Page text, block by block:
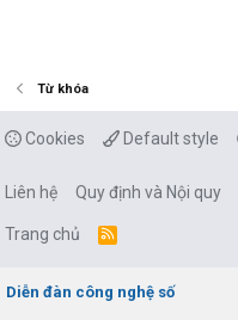
Từ khóa
Cookies Default style
Liên hệ Quy định và Nội quy
Trang chủ
R
Diễn đàn công nghệ số